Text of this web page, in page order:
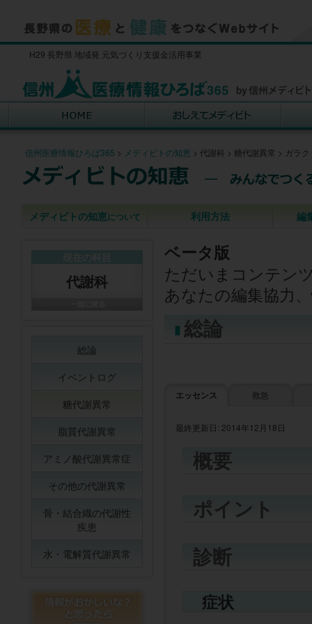
H29 長野県 地域発 元気づくり支援金活用事業
信州医療情報ひろば365 > メディビトの知恵 > 代謝科 > 糖代謝異常 > ガラ
メディビトの知恵について 利用方法 編
ベータ版
ただいまコンテン
あなたの編集協力
総論
エッセンス 救急
最終更新日: 2014年12月18日
概要
ポイント
診断
症状
代謝科
総論
イベントログ
糖代謝異常
脂質代謝異常
アミノ酸代謝異常症
その他の代謝異常
骨・結合織の代謝性
疾患
水・電解質代謝異常